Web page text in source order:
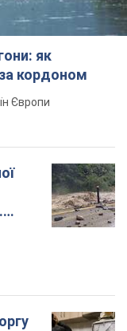
як
кордоном
Європи